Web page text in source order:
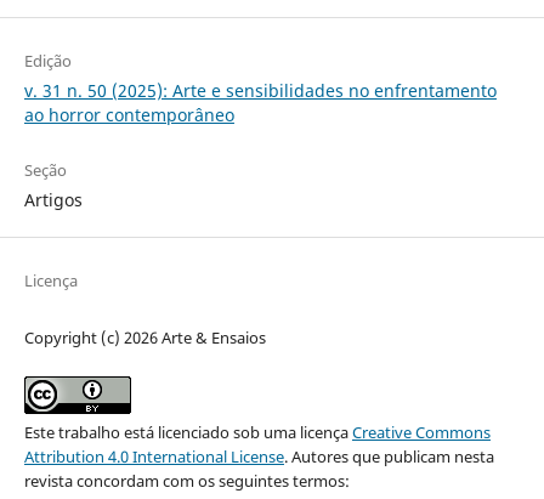
Edição
v. 31 n. 50 (2025): Arte e sensibilidades no enfrentamento
ao horror contemporâneo
Seção
Artigos
Licença
Copyright (c) 2026 Arte & Ensaios
Este trabalho está licenciado sob uma licençaCreative Commons
Attribution 4.0 International License.Autores que publicam nesta
revista concordam com os seguintes termos: